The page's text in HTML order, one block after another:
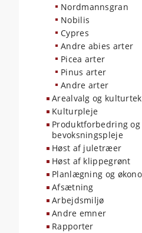
Nordmannsgran
Nobilis
Cypres
Andre abies arter
Picea arter
Pinus arter
Andre arter
Arealvalg og
Kulturpleje
Produktforbedring og
bevoksningspleje
Høst af juletræer
Høst af klippegrønt
Planlægning og
Afsætning
Arbejdsmiljø
Andre emner
Rapporter